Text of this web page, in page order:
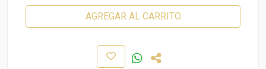
AGREGAR AL CARRITO